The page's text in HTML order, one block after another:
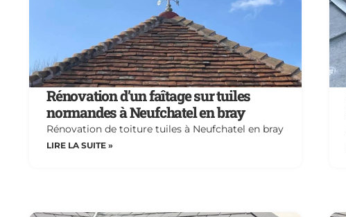
Rénovation d’un faîtage sur tuiles
normandes à Neufchatel en bray
Rénovation de toiture tuiles à Neufchatel en bray
LIRE LA SUITE »